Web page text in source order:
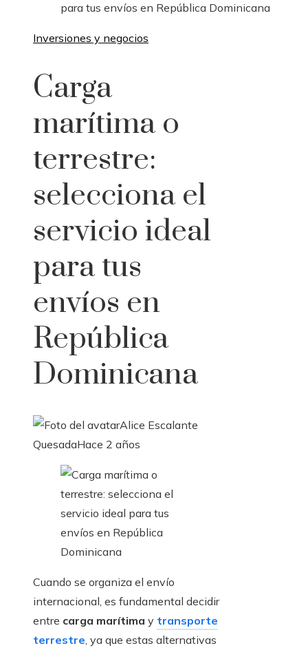
para tus envíos en República Dominicana
Inversiones y negocios
Carga
marítima o
terrestre:
selecciona el
servicio ideal
para tus
envíos en
República
Dominicana
Alice Escalante
QuesadaHace 2 años
Cuando se organiza el envío
internacional, es fundamental decidir
entre carga marítima y transporte
terrestre, ya que estas alternativas